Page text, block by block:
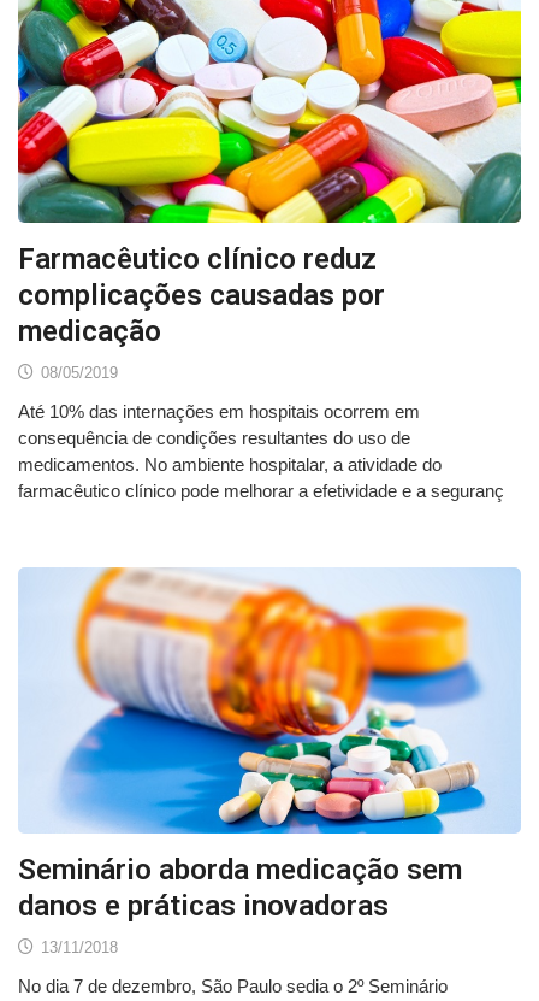
Farmacêutico clínico reduz
complicações causadas por
medicação
08/05/2019
Até 10% das internações em hospitais ocorrem em
consequência de condições resultantes do uso de
medicamentos. No ambiente hospitalar, a atividade do
farmacêutico clínico pode melhorar a efetividade e a seguranç
Seminário aborda medicação sem
danos e práticas inovadoras
13/11/2018
No dia 7 de dezembro, São Paulo sedia o 2º Seminário